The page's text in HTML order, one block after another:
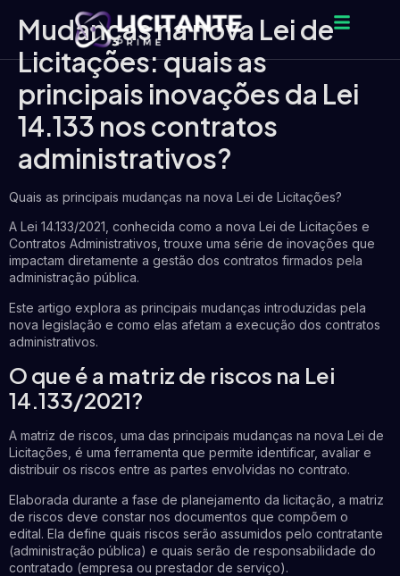
Mudanças na nova Lei de
Licitações: quais as
principais inovações da Lei
14.133 nos contratos
administrativos?
Quais as principais mudanças na nova Lei de Licitações?
A Lei 14.133/2021, conhecida como a nova Lei de Licitações e
Contratos Administrativos, trouxe uma série de inovações que
impactam diretamente a gestão dos contratos firmados pela
administração pública.
Este artigo explora as principais mudanças introduzidas pela
nova legislação e como elas afetam a execução dos contratos
administrativos.
O que é a matriz de riscos na Lei
14.133/2021?
A matriz de riscos, uma das principais mudanças na nova Lei de
Licitações, é uma ferramenta que permite identificar, avaliar e
distribuir os riscos entre as partes envolvidas no contrato.
Elaborada durante a fase de planejamento da licitação, a matriz
de riscos deve constar nos documentos que compõem o
edital. Ela define quais riscos serão assumidos pelo contratante
(administração pública) e quais serão de responsabilidade do
contratado (empresa ou prestador de serviço).